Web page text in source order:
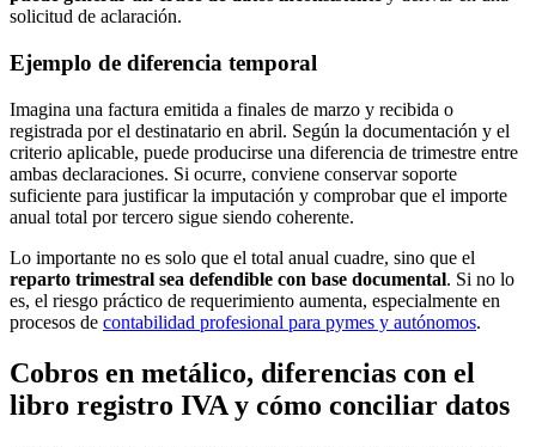
solicitud de aclaración.
Ejemplo de diferencia temporal
Imagina una factura emitida a finales de marzo y recibida o
registrada por el destinatario en abril. Según la documentación y el
criterio aplicable, puede producirse una diferencia de trimestre entre
ambas declaraciones. Si ocurre, conviene conservar soporte
suficiente para justificar la imputación y comprobar que el importe
anual total por tercero sigue siendo coherente.
Lo importante no es solo que el total anual cuadre, sino que el
reparto trimestral sea defendible con base documental. Si no lo
es, el riesgo práctico de requerimiento aumenta, especialmente en
procesos de contabilidad profesional para pymes y autónomos.
Cobros en metálico, diferencias con el
libro registro IVA y cómo conciliar datos